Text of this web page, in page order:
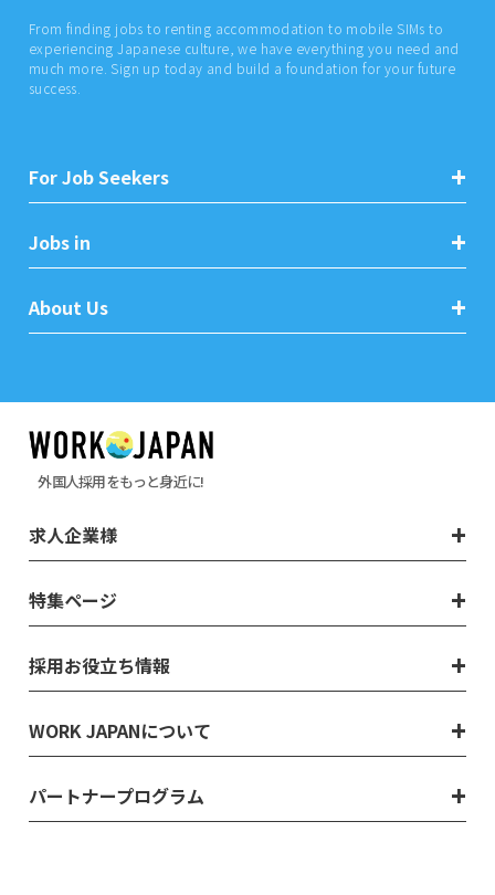
From finding jobs to renting accommodation to mobile SIMs to
experiencing Japanese culture, we have everything you need and
much more. Sign up today and build a foundation for your future
success.
For Job Seekers
Jobs in
About Us
外国人採用をもっと身近に!
求人企業様
特集ページ
採用お役立ち情報
WORK JAPANについて
パートナープログラム